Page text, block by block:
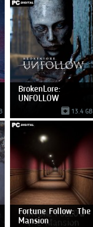
BrokenLore:
UNFOLLOW
13.4 GB
Fortune Follow: The
Mansion